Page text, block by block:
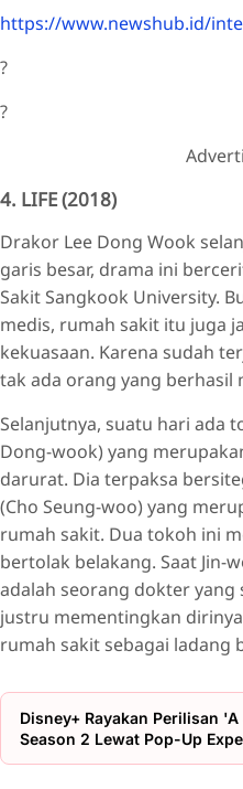
https://www.newshub.id/
?
?
4. LIFE (2018)
Drakor Lee Dong Wook
garis besar, drama ini
Sakit Sangkook University.
medis, rumah sakit itu juga
kekuasaan. Karena sudah
tak ada orang yang berhasil
Selanjutnya, suatu hari ada
Dong-wook) yang
darurat. Dia terpaksa
(Cho Seung-woo) yang
rumah sakit. Dua tokoh ini
bertolak belakang. Saat Jin-
adalah seorang dokter yang
justru mementingkan
rumah sakit sebagai ladang
Disney+ Rayakan Perilisan 'A
Season 2 Lewat Pop-Up